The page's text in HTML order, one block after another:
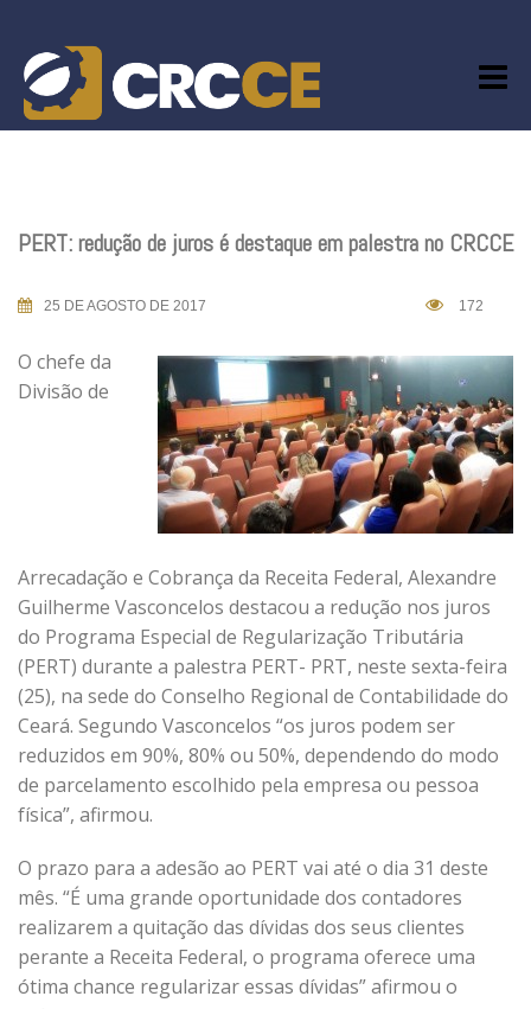
content
PERT: redução de juros é destaque em palestra no CRCCE
25 DE AGOSTO DE 2017 172
O chefe da
Divisão de
Arrecadação e Cobrança da Receita Federal, Alexandre
Guilherme Vasconcelos destacou a redução nos juros
do Programa Especial de Regularização Tributária
(PERT) durante a palestra PERT- PRT, neste sexta-feira
(25), na sede do Conselho Regional de Contabilidade do
Ceará. Segundo Vasconcelos “os juros podem ser
reduzidos em 90%, 80% ou 50%, dependendo do modo
de parcelamento escolhido pela empresa ou pessoa
física”, afirmou.
O prazo para a adesão ao PERT vai até o dia 31 deste
mês. “É uma grande oportunidade dos contadores
realizarem a quitação das dívidas dos seus clientes
perante a Receita Federal, o programa oferece uma
ótima chance regularizar essas dívidas” afirmou o